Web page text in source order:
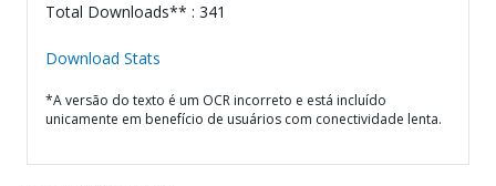
Total Downloads** : 341
Download Stats
*A versão do texto é um OCR incorreto e está incluído
unicamente em benefício de usuários com conectividade lenta.